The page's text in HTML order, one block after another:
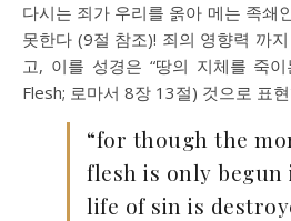
다시는 죄가 우리를 옭아 메는 족쇄
못한다 (9절 참조)! 죄의 영향력 까
고, 이를 성경은 “땅의 지체를 죽
Flesh; 로마서 8장 13절) 것으로 표
“for though the
flesh is only begun
life of sin is